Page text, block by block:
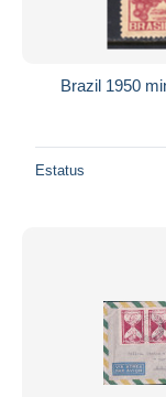
Brazil 1950
Estatus